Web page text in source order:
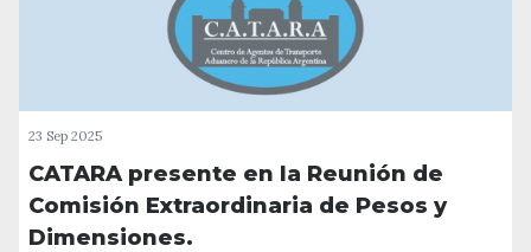
23 Sep 2025
CATARA presente en la Reunión de
Comisión Extraordinaria de Pesos y
Dimensiones.